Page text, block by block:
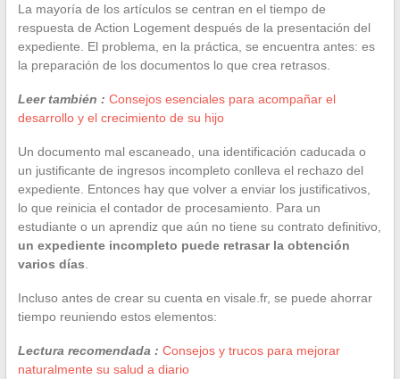
La mayoría de los artículos se centran en el tiempo de
respuesta de Action Logement después de la presentación del
expediente. El problema, en la práctica, se encuentra antes: es
la preparación de los documentos lo que crea retrasos.
Leer también : Consejos esenciales para acompañar el
desarrollo y el crecimiento de su hijo
Un documento mal escaneado, una identificación caducada o
un justificante de ingresos incompleto conlleva el rechazo del
expediente. Entonces hay que volver a enviar los justificativos,
lo que reinicia el contador de procesamiento. Para un
estudiante o un aprendiz que aún no tiene su contrato definitivo,
un expediente incompleto puede retrasar la obtención
varios días
Incluso antes de crear su cuenta en visale.fr, se puede ahorrar
tiempo reuniendo estos elementos:
Lectura recomendada : Consejos y trucos para mejorar
naturalmente su salud a diario